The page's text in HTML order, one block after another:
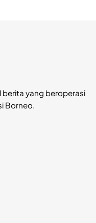
berita yang beroperasi
Borneo.